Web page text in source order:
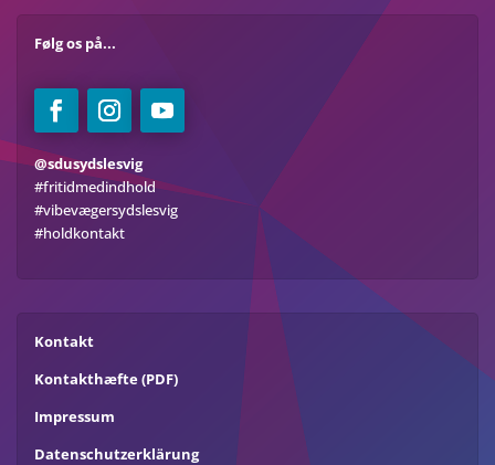
Følg os på...
@sdusydslesvig
#fritidmedindhold
#vibevægersydslesvig
#holdkontakt
Kontakt
Kontakthæfte (PDF)
Impressum
Datenschutzerklärung